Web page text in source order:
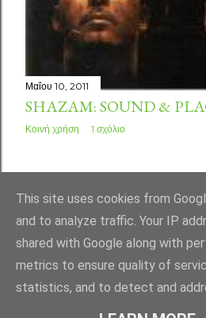
Μαΐου 10, 2011
SHAZAM: SOUND &
Κοινή χρήση 1 σχόλιο
Από το
This site uses cookies from
and to analyze traffic. Your IP
shared with Google along with
metrics to ensure quality of
statistics, and to detect and